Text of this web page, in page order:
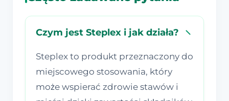
Czym jest Steplex i jak działa?
Steplex to produkt przeznaczony do
miejscowego stosowania, który
może wspierać zdrowie stawów i